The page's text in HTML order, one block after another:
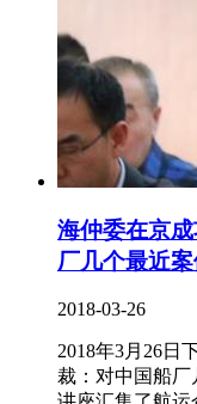
海仲委在京
厂几个最近
2018-03-26
2018年3月26日
裁：对中国船厂